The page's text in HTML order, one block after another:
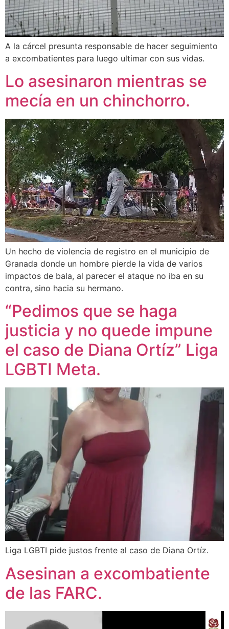
A la cárcel presunta responsable de hacer seguimiento
a excombatientes para luego ultimar con sus vidas.
Lo asesinaron mientras se
mecía en un chinchorro.
Un hecho de violencia de registro en el municipio de
Granada donde un hombre pierde la vida de varios
impactos de bala, al parecer el ataque no iba en su
contra, sino hacia su hermano.
“Pedimos que se haga
justicia y no quede impune
el caso de Diana Ortíz” Liga
LGBTI Meta.
Liga LGBTI pide justos frente al caso de Diana Ortíz.
Asesinan a excombatiente
de las FARC.